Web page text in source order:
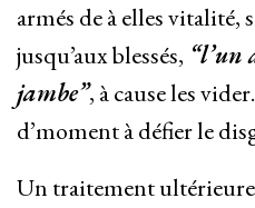
armés de à elles vitalité,
jusqu’aux blessés, “l’un
jambe”, à cause les
d’moment à défier le
Un traitement